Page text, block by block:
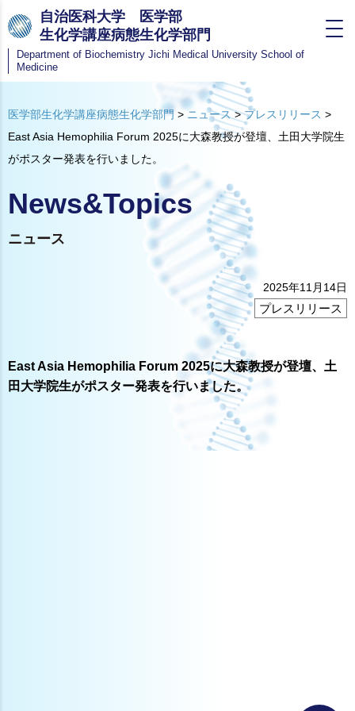
自治医科大学 医学部
生化学講座病態生化学部門
Department of Biochemistry Jichi Medical University School of
Medicine
医学部生化学講座病態生化学部門> ニュース>プレスリリース >
East Asia Hemophilia Forum 2025に大森教授が登壇、土田大学院生
がポスター発表を行いました。
News&Topics
ニュース
2025年11月14日
プレスリリース
East Asia Hemophilia Forum 2025に大森教授が登壇、土
田大学院生がポスター発表を行いました。